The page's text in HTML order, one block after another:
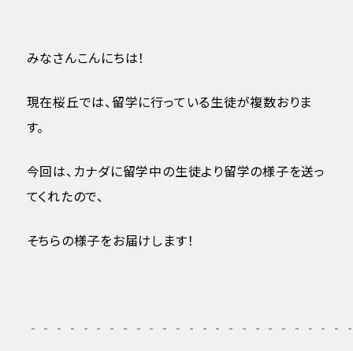
みなさんこんにちは！
現在桜丘では、留学に行っている生徒が複数おりま
す。
今回は、カナダに留学中の生徒より留学の様子を送っ
てくれたので、
そちらの様子をお届けします！